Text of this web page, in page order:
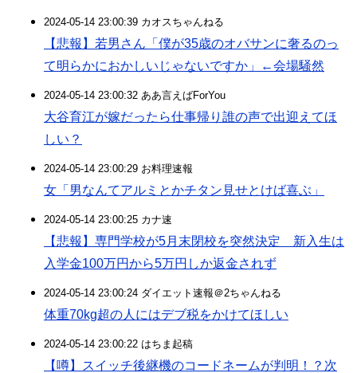
2024-05-14 23:00:39 カオスちゃんねる
【悲報】若男さん「僕が35歳のオバサンに奢るのっ
て明らかにおかしいじゃないですか」←会場騒然
2024-05-14 23:00:32 ああ言えばForYou
大谷育江が嫁だったら仕事帰り誰の声で出迎えてほ
しい？
2024-05-14 23:00:29 お料理速報
女「男なんてアルミとかチタン見せとけば喜ぶ」
2024-05-14 23:00:25 カナ速
【悲報】専門学校が5月末閉校を突然決定 新入生は
入学金100万円から5万円しか返金されず
2024-05-14 23:00:24 ダイエット速報＠2ちゃんねる
体重70kg超の人にはデブ税をかけてほしい
2024-05-14 23:00:22 はちま起稿
【噂】スイッチ後継機のコードネームが判明！？次